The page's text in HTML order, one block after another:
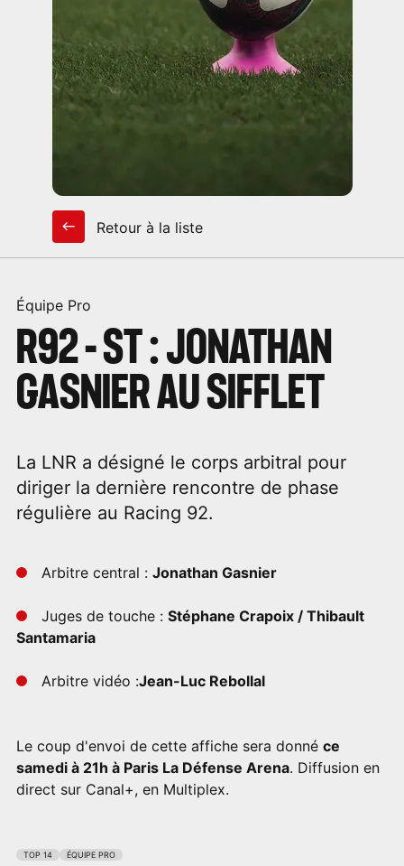
Équipe Pro
R92 - ST : JONATHAN
GASNIER AU SIFFLET
Retour à la liste
La LNR a désigné le corps arbitral pour
diriger la dernière rencontre de phase
régulière au Racing 92.
Arbitre central : Jonathan Gasnier
Juges de touche : Stéphane Crapoix / Thibault
Santamaria
Arbitre vidéo :Jean-Luc Rebollal
Le coup d'envoi de cette affiche sera donné ce
samedi à 21h à Paris La Défense Arena. Diffusion en
direct sur Canal+, en Multiplex.
TOP 14 ÉQUIPE PRO